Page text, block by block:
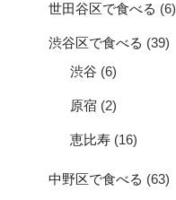
世田谷区で食べる (6)
渋谷区で食べる (39)
渋谷 (6)
原宿 (2)
恵比寿 (16)
中野区で食べる (63)